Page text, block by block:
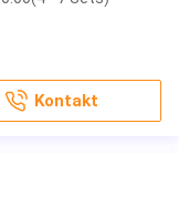
Kontakt